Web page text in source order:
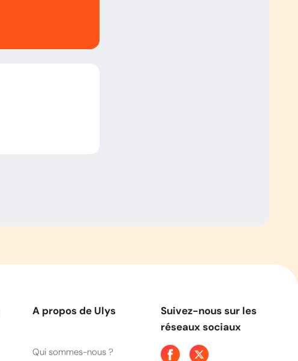
A propos de Ulys
Qui sommes-nous ?
Suivez-nous sur les
réseaux sociaux